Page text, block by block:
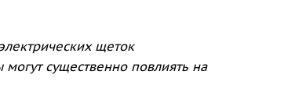
щеток
могут существенно повлиять на